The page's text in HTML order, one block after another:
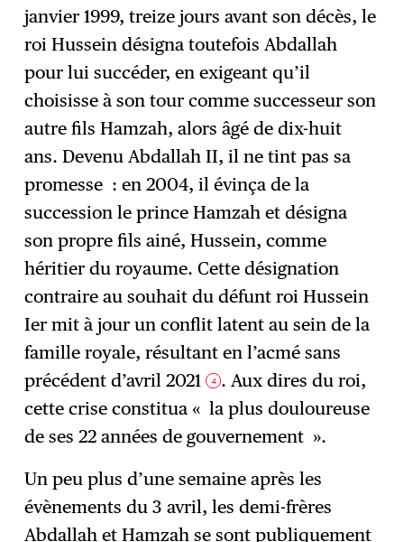
janvier 1999, treize jours avant son décès, le
roi Hussein désigna toutefois Abdallah
pour lui succéder, en exigeant qu’il
choisisse à son tour comme successeur son
autre fils Hamzah, alors âgé de dix-huit
ans. Devenu Abdallah II, il ne tint pas sa
promesse : en 2004, il évinça de la
succession le prince Hamzah et désigna
son propre fils ainé, Hussein, comme
héritier du royaume. Cette désignation
contraire au souhait du défunt roi Hussein
Ier mit à jour un conflit latent au sein de la
famille royale, résultant en l’acmé sans
précédent d’avril 2021 4 . Aux dires du roi,
cette crise constitua « la plus douloureuse
de ses 22 années de gouvernement ».
Un peu plus d’une semaine après les
évènements du 3 avril, les demi-frères
Abdallah et Hamzah se sont publiquement